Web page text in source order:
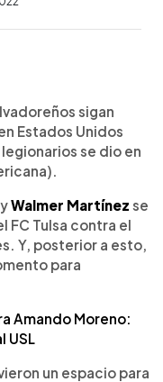
sigan
Estados Unidos
se dio en
yWalmer Martínez se
FC Tulsa contra el
Y, posterior a esto,
para
Amando Moreno:
un espacio para